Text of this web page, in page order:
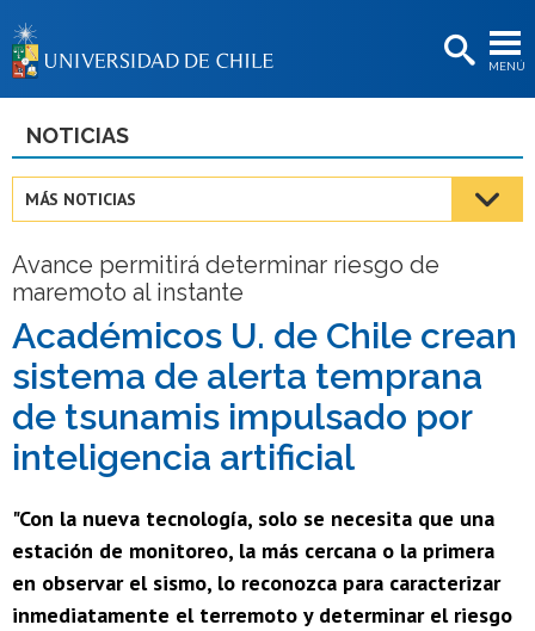
MENÚ
BIBLIOTECAS
Estudiantes
Académicas/os
Funcionarias/os
Egresadas/os
NOTICIAS
MÁS NOTICIAS
Avance permitirá determinar riesgo de
maremoto al instante
Académicos U. de Chile crean
sistema de alerta temprana
de tsunamis impulsado por
inteligencia artificial
"Con la nueva tecnología, solo se necesita que una
estación de monitoreo, la más cercana o la primera
en observar el sismo, lo reconozca para caracterizar
inmediatamente el terremoto y determinar el riesgo